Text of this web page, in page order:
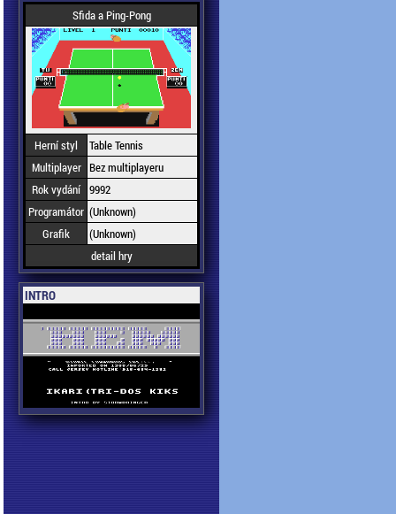
Sfida a Ping-Pong
Herní styl
Table Tennis
Multiplayer Bez multiplayeru
Rok vydání 9992
Programátor (Unknown)
Grafik
(Unknown)
detail hry
INTRO